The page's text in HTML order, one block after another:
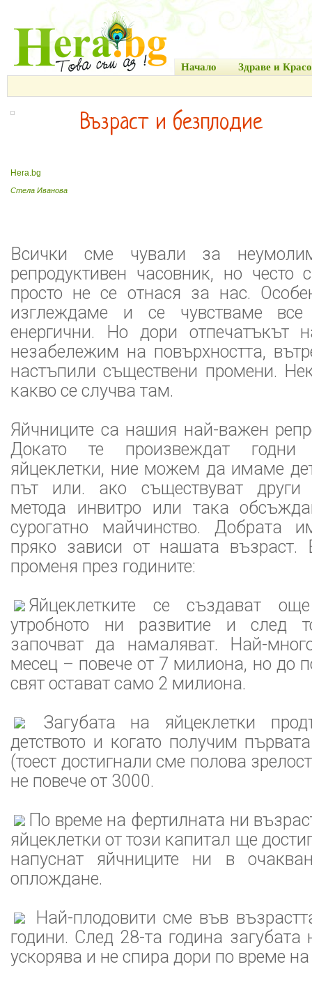
Начало Здраве и
Възраст и безплодие
Hera.bg
Стела Иванова
Всички сме чували за
репродуктивен часовник, но често
просто не се отнася за нас.
изглеждаме и се чувстваме
енергични. Но дори отпечатъкът
незабележим на повърхността,
настъпили съществени промени.
какво се случва там.
Яйчниците са нашия най-важен
Докато те произвеждат
яйцеклетки, ние можем да имаме
път или. ако съществуват други
метода инвитро или така
сурогатно майчинство. Добрата
пряко зависи от нашата
променя през годините:
Яйцеклетките се създават
утробното ни развитие и след
започват да намаляват. Най-
месец – повече от 7 милиона, но до
свят остават само 2 милиона.
Загубата на яйцеклетки
детството и когато получим
(тоест достигнали сме полова
не повече от 3000.
По време на фертилната ни
яйцеклетки от този капитал ще
напуснат яйчниците ни в
оплождане.
Най-плодовити сме във
години. След 28-та година загубата
ускорява и не спира дори по време